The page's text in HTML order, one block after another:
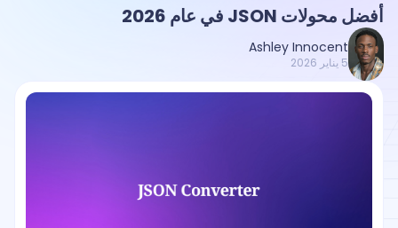
أفضل محولات JSON في عام 2026
Ashley Innocent
5 يناير 2026